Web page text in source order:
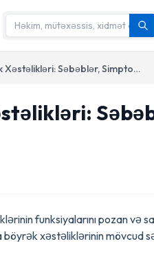
Uşaqlarda Böyrək Xəstəlikləri: Səbəblər, Simptomlar və Müalicə
funksiyalarını pozan və
xəstəliklərinin mövcud